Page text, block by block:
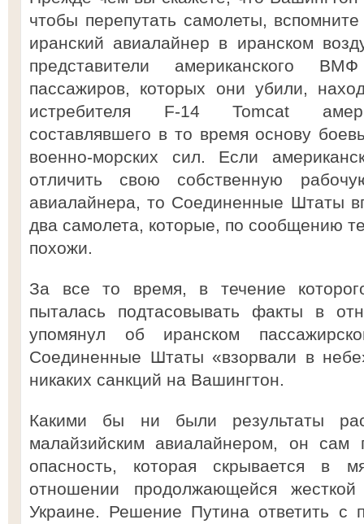
чтобы перепутать самолеты,
иранский авиалайнер в иранском
представители американского
пассажиров, которых они убили,
истребителя F-14 Tomcat
составлявшего в то время основу
военно-морских сил. Если
отличить свою собственную
авиалайнера, то Соединенные Штаты
два самолета, которые, по сообщению
похожи.
За все то время, в течение
пыталась подтасовывать факты в
упомянул об иранском
Соединенные Штаты «взорвали в
никаких санкций на Вашингтон.
Какими бы ни были результаты
малайзийским авиалайнером, он сам
опасность, которая скрывается в
отношении продолжающейся
Украине. Решение Путина ответить